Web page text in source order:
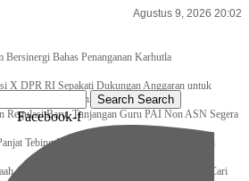
Agustus 9, 2026 20:02
Bahas Penanganan Karhutla
X DPR RI Sepakati Dukungan Anggaran untuk
Pemuda dan Olahraga
Regulasi Baru, Tunjangan Guru PAI Non ASN Segera
Tebing Indonesia Taklukkan Tebing Tertinggi
Asal Surabaya Tertunda, Kemenag Upayakan Cari
Search Search
Facebook-f